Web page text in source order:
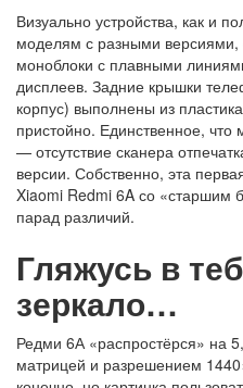
Визуально устройства, как и
моделям с разными версиями,
моноблоки с плавными
дисплеев. Задние крышки
корпус) выполнены из
пристойно. Единственное, что
— отсутствие сканера
версии. Собственно, эта
Xiaomi Redmi 6A со «старшим
парад различий.
Гляжусь в
зеркало…
Редми 6А «распростёрся» на
матрицей и разрешением